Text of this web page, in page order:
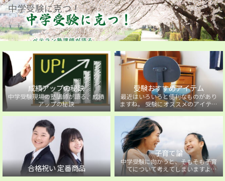
中学受験に克つ！
成績アップの秘訣
中学受験現場の塾講師が語る、成績
アップの秘訣
受験おすすめアイテム
最近はいろいろと便利なものがあり
ますね。 受験にオススメのアイテム
を紹介しています。
合格祝い 定番商品
子育て論
中学受験に向かうと、そもそも子育
てについて考えてしまいますよ
ね・・・。中学受験に向かうお子様